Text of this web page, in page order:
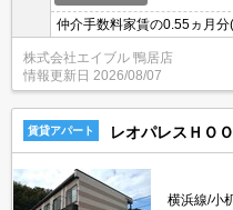
仲介手数料家賃の0.55ヵ月
へ徒歩3分(180m)。角部屋。
り良好。
株式会社エイブル 鴨居店
情報更新日 2026/08/07
賃貸アパート レオパレスＨＯ
横浜線/小